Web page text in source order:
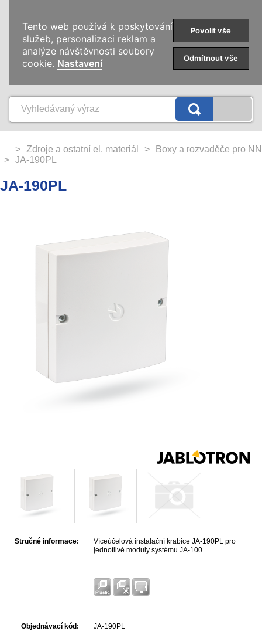
KATEGORIE
> Zdroje a ostatní el. materiál >
Boxy a rozvaděče pro NN
> JA-190PL
JA-190PL
Stručné informace:
Víceúčelová instalační krabice JA-190PL pro
jednotlivé moduly systému JA-100.
Objednávací kód:
JA-190PL
Tento web používá k poskytování
služeb, personalizaci reklam a
analýze návštěvnosti soubory
cookie. Nastavení
Povolit vše
Odmítnout vše